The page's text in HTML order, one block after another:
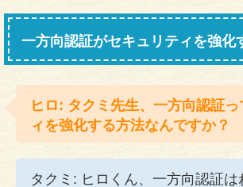
一方向認証がセキュリティを強化
ヒロ: タクミ先生、一方向認証
ィを強化する方法なんですか？
タクミ: ヒロくん、一方向認証は